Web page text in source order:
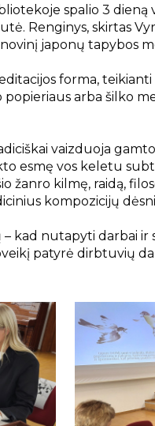
spalio 3
Renginys, skirtas
japonų tapybos
forma,
arba šilko
vaizduoja
esmę vos keletu
žanro kilmę, raidą,
kompozicijų
– kad nutapyti darbai
patyrė dirbtuvių